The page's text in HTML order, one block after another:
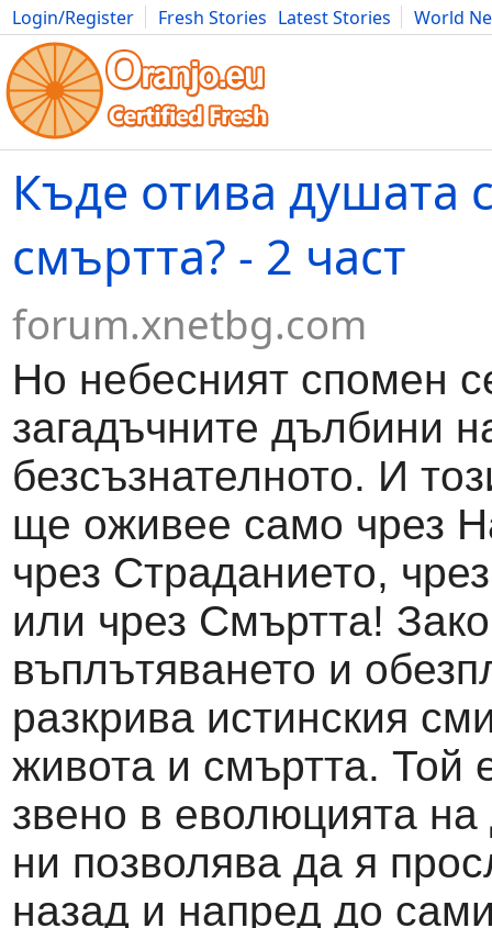
Login/Register Fresh Stories Latest Stories
World
Movies Anime Music Art Cars Advice Science
Къде отива душата
смъртта? - 2 част
forum.xnetbg.com
Но небесният спомен
загадъчните дълбини
безсъзнателното. И
ще оживее само чрез
чрез Страданието,
или чрез Смъртта!
въплътяването и
разкрива истинския
живота и смъртта. Той
звено в еволюцията
ни позволява да я
назад и напред до